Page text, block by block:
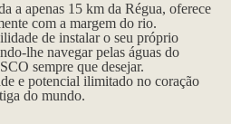
a apenas 15 km da Régua, oferece
com a margem do rio.
de instalar o seu próprio
lhe navegar pelas águas do
sempre que desejar.
e potencial ilimitado no coração
do mundo.